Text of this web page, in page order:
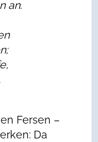
an.
Fersen –
Da